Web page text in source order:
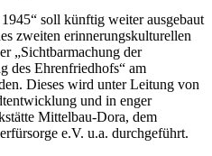
soll künftig weiter ausgebaut
zweiten erinnerungskulturellen
„Sichtbarmachung der
des Ehrenfriedhofs“ am
Dieses wird unter Leitung von
und in enger
Mittelbau-Dora, dem
e.V. u.a. durchgeführt.